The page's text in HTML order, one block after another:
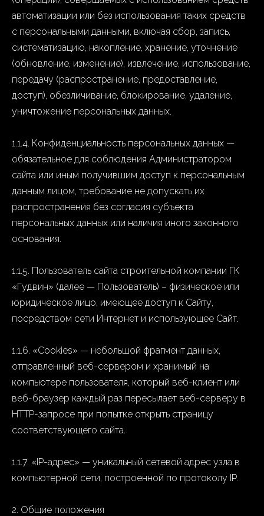
автоматизации или без использования таких средств
с персональными данными, включая сбор, запись,
систематизацию, накопление, хранение, уточнение
(обновление, изменение), извлечение, использование,
передачу (распространение, предоставление,
доступ), обезличивание, блокирование, удаление,
уничтожение персональных данных.
1.1.4. Конфиденциальность персональных данных —
обязательное для соблюдения Администратором
сайта или иным получившим доступ к персональным
данным лицом, требование не допускать их
распространения без согласия субъекта
персональных данных или наличия иного законного
основания.
1.1.5. Пользователь сайта строительной компании ГК
«Гудвин» (далее — Пользователь) – физическое или
юридическое лицо, имеющее доступ к Сайту,
посредством сети Интернет и использующее Сайт.
1.1.6. «Cookies» — небольшой фрагмент данных,
отправленный веб-сервером и хранимый на
компьютере пользователя, который веб-клиент или
веб-браузер каждый раз пересылает веб-серверу в
HTTP-запросе при попытке открыть страницу
соответствующего сайта.
1.1.7. «IP-адрес» — уникальный сетевой адрес узла в
компьютерной сети, построенной по протоколу IP.
2. Общие положения